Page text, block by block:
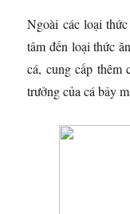
Ngoài các loại
tâm đến loại thức
cá, cung cấp thêm
trưởng của cá bảy